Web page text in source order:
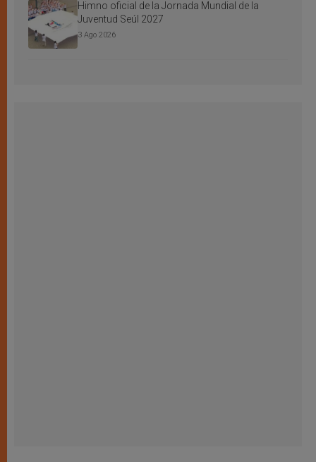
Himno oficial de la Jornada Mundial de la
Juventud Seúl 2027
3 Ago 2026